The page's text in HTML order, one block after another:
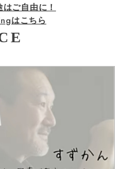
ご自由に！
はこちら